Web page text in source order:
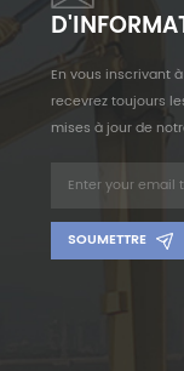
En vous inscrivant
recevrez toujours
mises à jour de
SOUMETTRE